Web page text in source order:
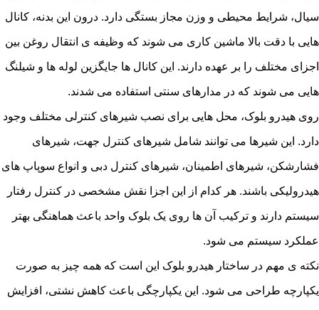
سیال، شرایط محیطی و وزن مجاز بستگی دارد. درون این بدنه، کانال
هایی با دقت بالا ماشین کاری می شوند که وظیفه ی انتقال روغن بین
اجزای مختلف را بر عهده دارند. این کانال ها جایگزین لوله ها و شیلنگ
هایی می شوند که در مدارهای سنتی استفاده می شدند.
روی هیدرو بلوک، محل هایی برای نصب شیرهای کنترلی مختلف وجود
دارد. این شیرها می توانند شامل شیرهای کنترل جهت، شیرهای
فشارشکن، شیرهای اطمینان، شیرهای کنترل دبی و انواع سوپاپ های
هیدرولیکی باشند. هر کدام از این اجزا نقش مشخصی در کنترل رفتار
سیستم دارند و ترکیب آن ها روی یک بلوک واحد باعث هماهنگی بهتر
عملکرد سیستم می شود.
نکته ی مهم در ساختار هیدرو بلوک این است که همه چیز به صورت
یکپارچه طراحی می شود. این یکپارچگی باعث کاهش نشتی، افزایش